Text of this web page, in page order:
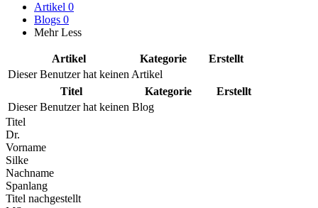
Artikel 0
Blogs 0
Mehr Less
Artikel Kategorie
Erstellt
Dieser Benutzer hat keinen Artikel
Titel
Kategorie
Erstellt
Dieser Benutzer hat keinen Blog
Titel
Dr.
Vorname
Silke
Nachname
Spanlang
Titel nachgestellt